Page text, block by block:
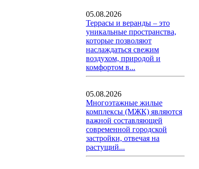
05.08.2026
Террасы и веранды – это
уникальные пространства,
которые позволяют
наслаждаться свежим
воздухом, природой и
комфортом в...
05.08.2026
Многоэтажные жилые
комплексы (МЖК) являются
важной составляющей
современной городской
застройки, отвечая на
растущий...